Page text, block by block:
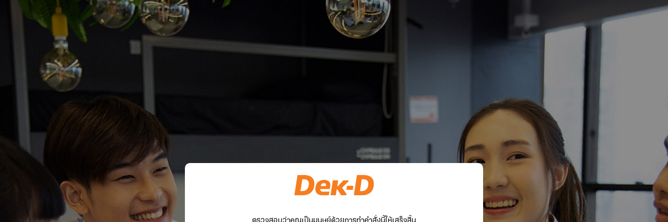
ตรวจสอบว่าคุณเป็นมนุษย์ด้วยการทำคำสั่งนี้ให้เสร็จสิ้น